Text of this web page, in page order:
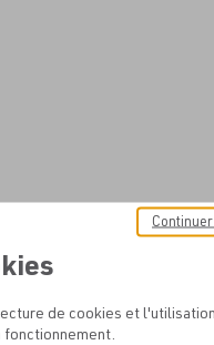
de cookies et
fonctionnement.